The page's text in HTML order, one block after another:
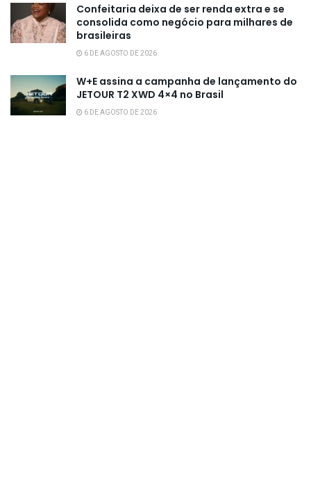
Confeitaria deixa de ser renda extra e se
consolida como negócio para milhares de
brasileiras
6 DE AGOSTO DE 2026
W+E assina a campanha de lançamento do
JETOUR T2 XWD 4×4 no Brasil
6 DE AGOSTO DE 2026